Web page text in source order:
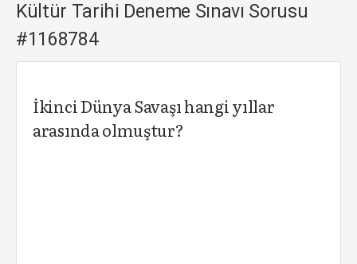
Kültür Tarihi Deneme Sınavı Sorusu
#1168784
İkinci Dünya Savaşı hangi yıllar
arasında olmuştur?